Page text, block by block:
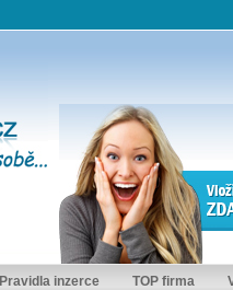
Pravidla inzerce TOP firma